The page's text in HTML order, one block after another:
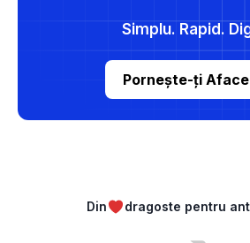
Simplu. Rapid.
Pornește-ți
Din dragoste pentru